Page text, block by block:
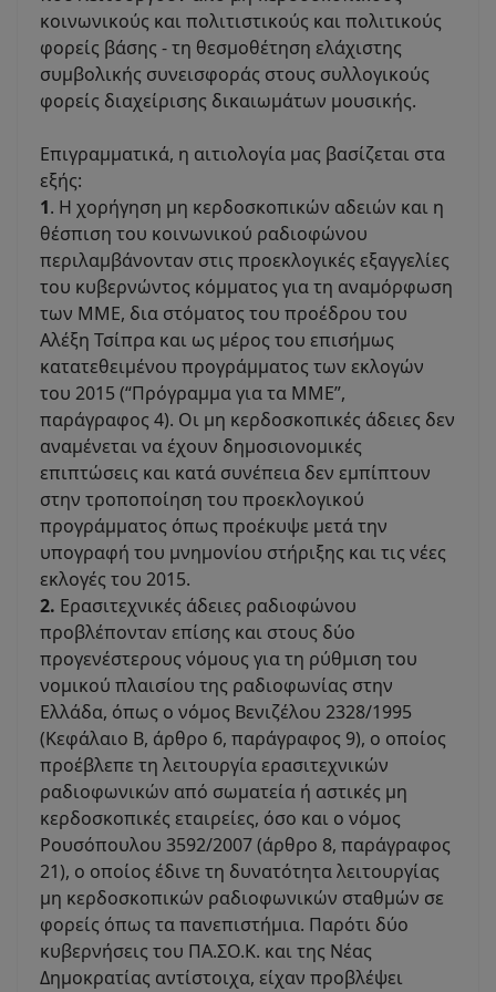
κοινωνικούς και πολιτιστικούς και πολιτικούς
φορείς βάσης - τη θεσμοθέτηση ελάχιστης
συμβολικής συνεισφοράς στους συλλογικούς
φορείς διαχείρισης δικαιωμάτων μουσικής.
Επιγραμματικά, η αιτιολογία μας βασίζεται στα
εξής:
1. Η χορήγηση μη κερδοσκοπικών αδειών και η
θέσπιση του κοινωνικού ραδιοφώνου
περιλαμβάνονταν στις προεκλογικές εξαγγελίες
του κυβερνώντος κόμματος για τη αναμόρφωση
των ΜΜΕ, δια στόματος του προέδρου του
Αλέξη Τσίπρα και ως μέρος του επισήμως
κατατεθειμένου προγράμματος των εκλογών
του 2015 (“Πρόγραμμα για τα ΜΜΕ”,
παράγραφος 4). Οι μη κερδοσκοπικές άδειες δεν
αναμένεται να έχουν δημοσιονομικές
επιπτώσεις και κατά συνέπεια δεν εμπίπτουν
στην τροποποίηση του προεκλογικού
προγράμματος όπως προέκυψε μετά την
υπογραφή του μνημονίου στήριξης και τις νέες
εκλογές του 2015.
2. Ερασιτεχνικές άδειες ραδιοφώνου
προβλέπονταν επίσης και στους δύο
προγενέστερους νόμους για τη ρύθμιση του
νομικού πλαισίου της ραδιοφωνίας στην
Ελλάδα, όπως ο νόμος Βενιζέλου 2328/1995
(Κεφάλαιο Β, άρθρο 6, παράγραφος 9), ο οποίος
προέβλεπε τη λειτουργία ερασιτεχνικών
ραδιοφωνικών από σωματεία ή αστικές μη
κερδοσκοπικές εταιρείες, όσο και ο νόμος
Ρουσόπουλου 3592/2007 (άρθρο 8, παράγραφος
21), ο οποίος έδινε τη δυνατότητα λειτουργίας
μη κερδοσκοπικών ραδιοφωνικών σταθμών σε
φορείς όπως τα πανεπιστήμια. Παρότι δύο
κυβερνήσεις του ΠΑ.ΣΟ.Κ. και της Νέας
Δημοκρατίας αντίστοιχα, είχαν προβλέψει